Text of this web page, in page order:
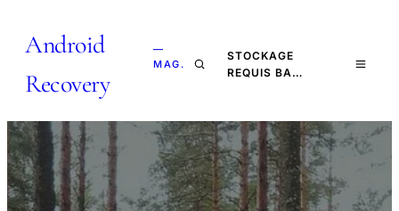
Android
Recovery
—
MAG.
STOCKAGE
REQUIS BA…